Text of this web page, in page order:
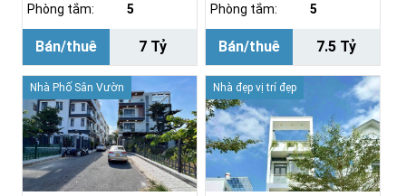
Phòng tắm:
5
Bán/thuê 7 Tỷ
Phòng tắm:
5
Bán/thuê 7.5 Tỷ
Nhà Phố Sân Vườn Nhà đẹp vị trí đẹp